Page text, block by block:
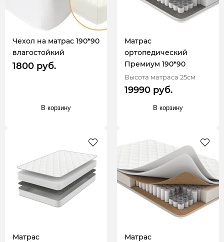
Чехол на матрас 190*90
влагостойкий
1800 руб.
В корзину
Матрас
ортопедический
Премиум 190*90
Высота матраса 25см
19990 руб.
В корзину
Матрас
Матрас